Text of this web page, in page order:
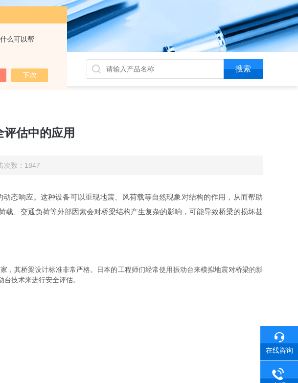
么可以帮
寿命试验机、纸带耐磨擦试验机、工业烘烤箱
估中的应用
数：1847
态响应。这种设备可以重现地震、风荷载等自然现象对结构的作用，从而帮助
、交通负荷等外部因素会对桥梁结构产生复杂的影响，可能导致桥梁的损坏甚
其桥梁设计标准非常严格。日本的工程师们经常使用振动台来模拟地震对桥梁的影
技术来进行安全评估。
在线咨询